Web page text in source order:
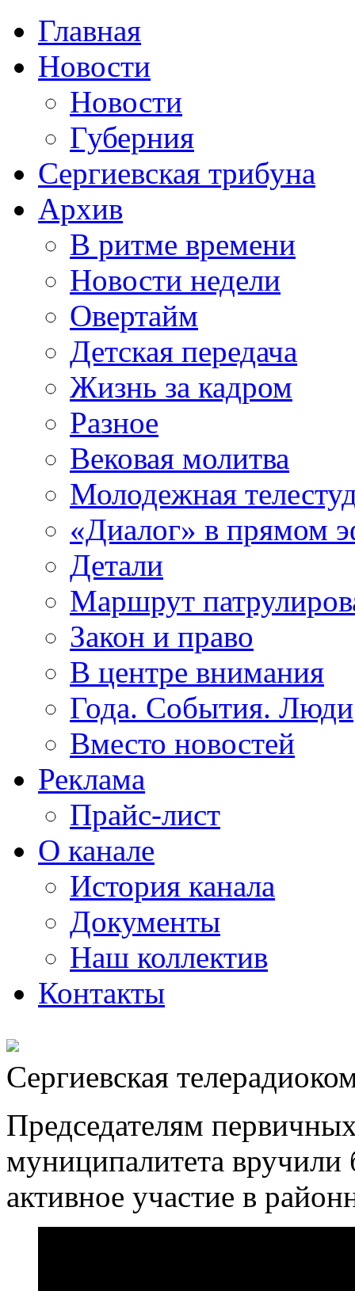
Главная
Новости
Новости
Губерния
Сергиевская трибуна
Архив
В ритме времени
Новости недели
Овертайм
Детская передача
Жизнь за кадром
Разное
Вековая молитва
Молодежная
«Диалог» в прямом
Детали
Маршрут
Закон и право
В центре внимания
Года. События. Люди
Вместо новостей
Реклама
Прайс-лист
О канале
История канала
Документы
Наш коллектив
Контакты
Сергиевская
Председателям
муниципалитета вручили
активное участие в